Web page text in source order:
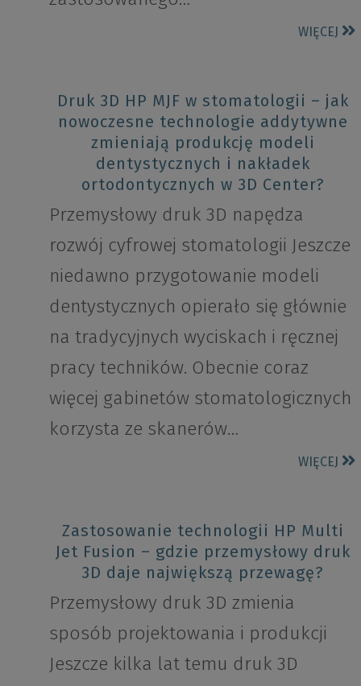
WIĘCEJ
Druk 3D HP MJF w stomatologii – jak
nowoczesne technologie addytywne
zmieniają produkcję modeli
dentystycznych i nakładek
ortodontycznych w 3D Center?
Przemysłowy druk 3D napędza
rozwój cyfrowej stomatologii Jeszcze
niedawno przygotowanie modeli
dentystycznych opierało się głównie
na tradycyjnych wyciskach i ręcznej
pracy techników. Obecnie coraz
więcej gabinetów stomatologicznych
korzysta ze skanerów…
WIĘCEJ
Zastosowanie technologii HP Multi
Jet Fusion – gdzie przemysłowy druk
3D daje największą przewagę?
Przemysłowy druk 3D zmienia
sposób projektowania i produkcji
Jeszcze kilka lat temu druk 3D